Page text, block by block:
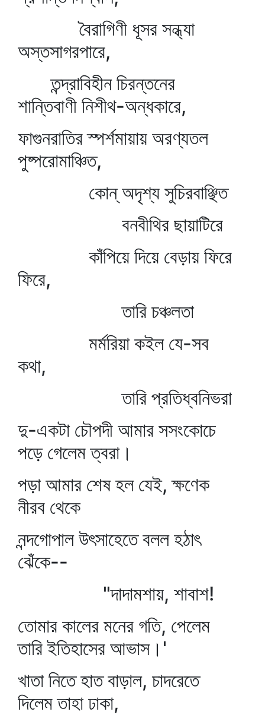
বৈরাগিণী ধূসর সন্ধ্যা
অস্তসাগরপারে,
তন্দ্রাবিহীন চিরন্তনের
শান্তিবাণী নিশীথ-অন্ধকারে,
ফাগুনরাতির স্পর্শমায়ায় অরণ্যতল
পুষ্পরোমাঞ্চিত,
কোন্‌ অদৃশ্য সুচিরবাঞ্ছিত
বনবীথির ছায়াটিরে
কাঁপিয়ে দিয়ে বেড়ায় ফিরে
ফিরে,
তারি চঞ্চলতা
মর্মরিয়া কইল যে-সব
কথা,
তারি প্রতিধ্বনিভরা
দু-একটা চৌপদী আমার সসংকোচে
পড়ে গেলেম ত্বরা।
পড়া আমার শেষ হল যেই, ক্ষণেক
নীরব থেকে
নন্দগোপাল উৎসাহেতে বলল হঠাৎ
ঝেঁকে--
"দাদামশায়, শাবাশ!
তোমার কালের মনের গতি, পেলেম
তারি ইতিহাসের আভাস।'
খাতা নিতে হাত বাড়াল, চাদরেতে
দিলেম তাহা ঢাকা,